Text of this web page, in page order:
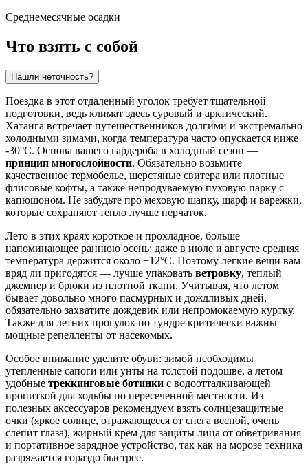
Среднемесячные осадки
Что взять с собой
Нашли неточность?
Поездка в этот отдаленный уголок требует тщательной
подготовки, ведь климат здесь суровый и арктический.
Хатанга встречает путешественников долгими и экстремально
холодными зимами, когда температура часто опускается ниже
-30°C. Основа вашего гардероба в холодный сезон —
принцип многослойности. Обязательно возьмите
качественное термобелье, шерстяные свитера или плотные
флисовые кофты, а также непродуваемую пуховую парку с
капюшоном. Не забудьте про меховую шапку, шарф и варежки,
которые сохраняют тепло лучше перчаток.
Лето в этих краях короткое и прохладное, больше
напоминающее раннюю осень: даже в июле и августе средняя
температура держится около +12°C. Поэтому легкие вещи вам
вряд ли пригодятся — лучше упаковать ветровку, теплый
джемпер и брюки из плотной ткани. Учитывая, что летом
бывает довольно много пасмурных и дождливых дней,
обязательно захватите дождевик или непромокаемую куртку.
Также для летних прогулок по тундре критически важны
мощные репелленты от насекомых.
Особое внимание уделите обуви: зимой необходимы
утепленные сапоги или унты на толстой подошве, а летом —
удобные треккинговые ботинки с водоотталкивающей
пропиткой для ходьбы по пересеченной местности. Из
полезных аксессуаров рекомендуем взять солнцезащитные
очки (яркое солнце, отражающееся от снега весной, очень
слепит глаза), жирный крем для защиты лица от обветривания
и портативное зарядное устройство, так как на морозе техника
разряжается гораздо быстрее.